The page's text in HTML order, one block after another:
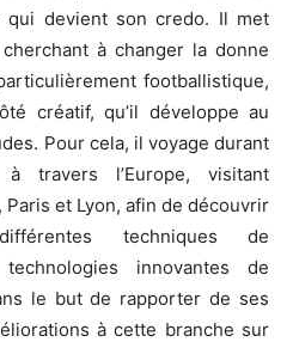
qui devient son credo. Il met
à changer la donne
footballistique,
créatif, qu’il développe au
Pour cela, il voyage durant
travers l’Europe, visitant
Paris et Lyon, afin de découvrir
techniques de
innovantes de
le but de rapporter de ses
à cette branche sur